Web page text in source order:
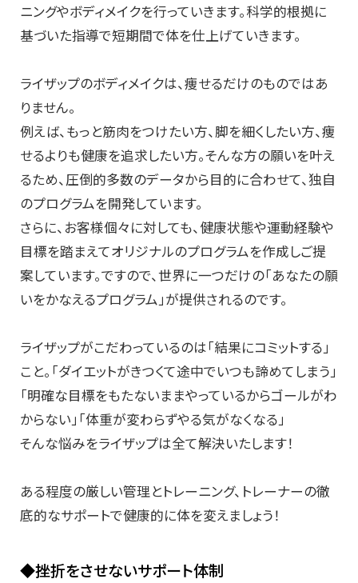
ニングやボディメイクを行っていきます。科学的根拠に
基づいた指導で短期間で体を仕上げていきます。
ライザップのボディメイクは、痩せるだけのものではあ
りません。
例えば、もっと筋肉をつけたい方、脚を細くしたい方、痩
せるよりも健康を追求したい方。そんな方の願いを叶え
るため、圧倒的多数のデータから目的に合わせて、独自
のプログラムを開発しています。
さらに、お客様個々に対しても、健康状態や運動経験や
目標を踏まえてオリジナルのプログラムを作成しご提
案しています。ですので、世界に一つだけの「あなたの願
いをかなえるプログラム」が提供されるのです。
ライザップがこだわっているのは「結果にコミットする」
こと。「ダイエットがきつくて途中でいつも諦めてしまう」
「明確な目標をもたないままやっているからゴールがわ
からない」「体重が変わらずやる気がなくなる」
そんな悩みをライザップは全て解決いたします！
ある程度の厳しい管理とトレーニング、トレーナーの徹
底的なサポートで健康的に体を変えましょう！
◆挫折をさせないサポート体制